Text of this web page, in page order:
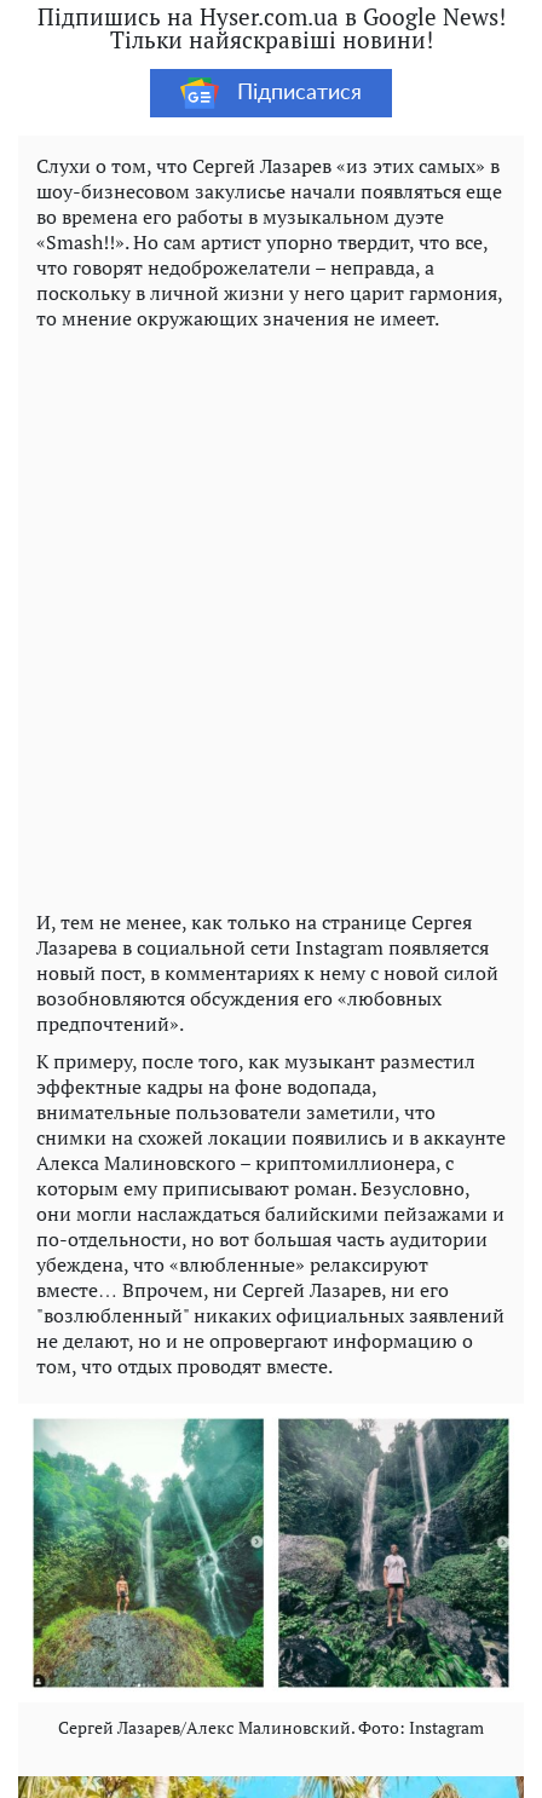
Підпишись на Hyser.com.ua в Google News!
Тільки найяскравіші новини!
Підписатися
Слухи о том, что Сергей Лазарев «из этих самых» в
шоу-бизнесовом закулисье начали появляться еще
во времена его работы в музыкальном дуэте
«Smash!!». Но сам артист упорно твердит, что все,
что говорят недоброжелатели – неправда, а
поскольку в личной жизни у него царит гармония,
то мнение окружающих значения не имеет.
И, тем не менее, как только на странице Сергея
Лазарева в социальной сети Instagram появляется
новый пост, в комментариях к нему с новой силой
возобновляются обсуждения его «любовных
предпочтений».
К примеру, после того, как музыкант разместил
эффектные кадры на фоне водопада,
внимательные пользователи заметили, что
снимки на схожей локации появились и в аккаунте
Алекса Малиновского – криптомиллионера, с
которым ему приписывают роман. Безусловно,
они могли наслаждаться балийскими пейзажами и
по-отдельности, но вот большая часть аудитории
убеждена, что «влюбленные» релаксируют
вместе… Впрочем, ни Сергей Лазарев, ни его
"возлюбленный" никаких официальных заявлений
не делают, но и не опровергают информацию о
том, что отдых проводят вместе.
Сергей Лазарев/Алекс Малиновский. Фото: Instagram